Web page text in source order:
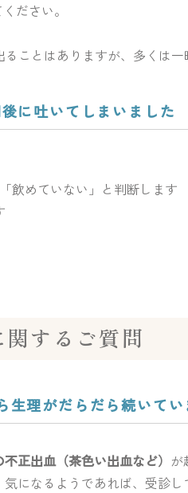
ださい。
ことはありますが、多くは一
に吐いてしまいました
飲めていない」と判断します
するご質問
理がだらだら続いてい
正出血（茶色い出血など）
になるようであれば、受診し